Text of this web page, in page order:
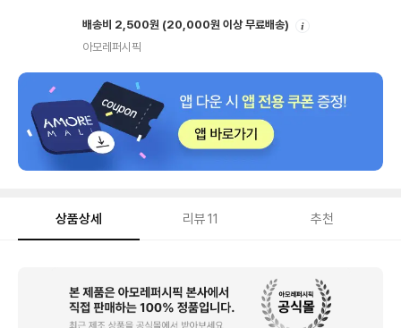
배송비 2,500원 (20,000원 이상 무료배송)
아모레퍼시픽
상품상세 리뷰11 추천